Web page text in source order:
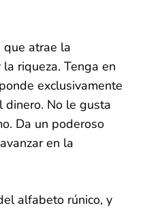
que atrae la
riqueza. Tenga en
exclusivamente
dinero. No le gusta
Da un poderoso
en la
alfabeto rúnico, y